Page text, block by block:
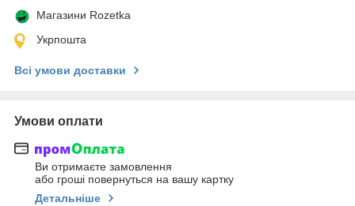
Магазини Rozetka
Укрпошта
Всі умови доставки
Умови оплати
Ви отримаєте замовлення
або гроші повернуться на вашу картку
Детальніше